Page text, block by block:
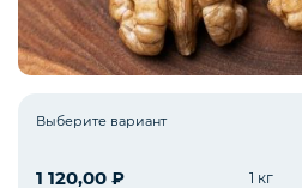
Рыба красная с/м
Выберите вариант
1 120,00 ₽ 1 кг